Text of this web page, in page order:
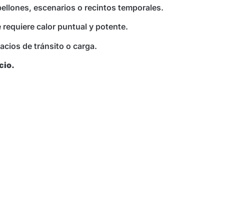
escenarios o recintos temporales.
calor puntual y potente.
de tránsito o carga.